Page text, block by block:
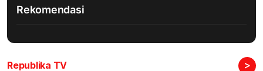
Rekomendasi
Republika TV >